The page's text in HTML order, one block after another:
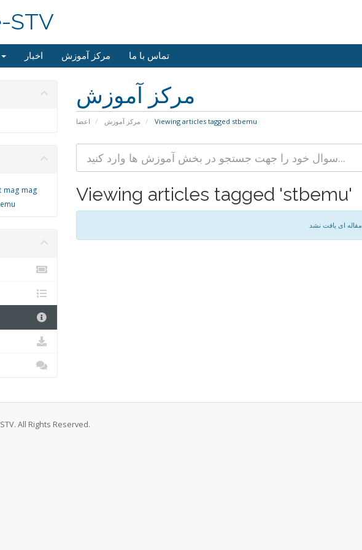
STV
اخبار مرکز آموزش تماس با ما
مرکز آموزش
اعضا مرکز آموزش Viewing articles tagged stbemu
Viewing articles tagged 'stbemu'
مقاله ای یافت نشد
mag mag
All Rights Reserved.